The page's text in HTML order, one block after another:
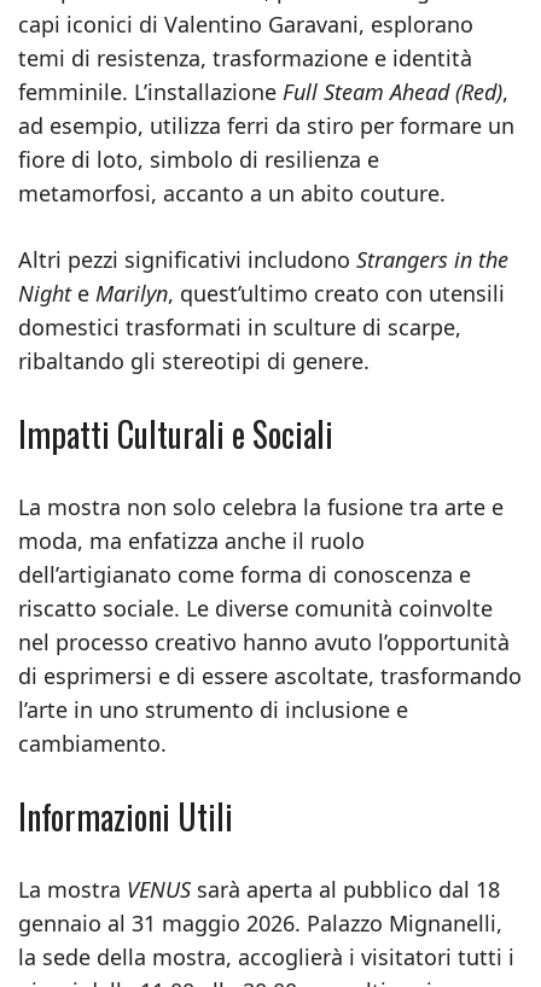
capi iconici di Valentino Garavani, esplorano
temi di resistenza, trasformazione e identità
femminile. L’installazione Full Steam Ahead (Red),
ad esempio, utilizza ferri da stiro per formare un
fiore di loto, simbolo di resilienza e
metamorfosi, accanto a un abito couture.
Altri pezzi significativi includono Strangers in the
Nighte Marilyn, quest’ultimo creato con utensili
domestici trasformati in sculture di scarpe,
ribaltando gli stereotipi di genere.
Impatti Culturali e Sociali
La mostra non solo celebra la fusione tra arte e
moda, ma enfatizza anche il ruolo
dell’artigianato come forma di conoscenza e
riscatto sociale. Le diverse comunità coinvolte
nel processo creativo hanno avuto l’opportunità
di esprimersi e di essere ascoltate, trasformando
l’arte in uno strumento di inclusione e
cambiamento.
Informazioni Utili
La mostra VENUS sarà aperta al pubblico dal 18
gennaio al 31 maggio 2026. Palazzo Mignanelli,
la sede della mostra, accoglierà i visitatori tutti i